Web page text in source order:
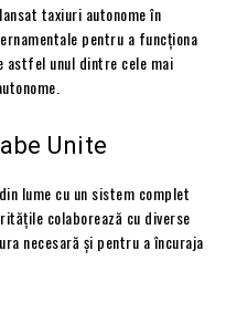
taxiuri autonome în
pentru a funcționa
astfel unul dintre cele mai
Unite
lume cu un sistem complet
colaborează cu diverse
necesară și pentru a încuraja